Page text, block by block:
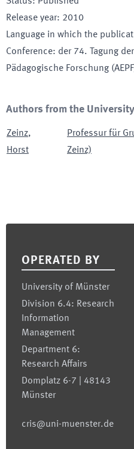
Release year: 2010
Language in which the
Conference: der 74. Tagung
Pädagogische Forschung
Authors from the
Zeinz,
Horst
Professur für
Zeinz)
OPERATED BY
University of Münster
Division 6.4: Research
Information
Management
Department 6:
Research Affairs
Domplatz 6-7 | 48143
Münster
cris@uni-muenster.de